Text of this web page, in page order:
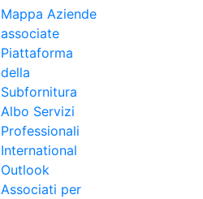
Mappa Aziende
associate
Piattaforma
della
Subfornitura
Albo Servizi
Professionali
International
Outlook
Associati per